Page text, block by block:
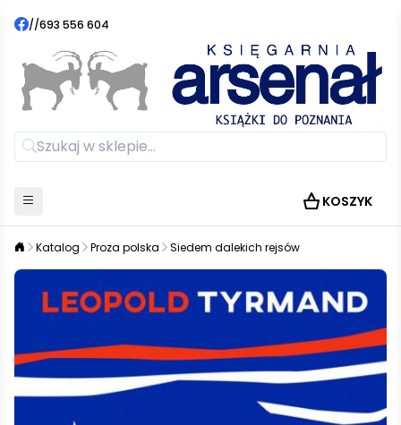
//693 556 604
KOSZYK
Katalog Proza polska Siedem dalekich rejsów